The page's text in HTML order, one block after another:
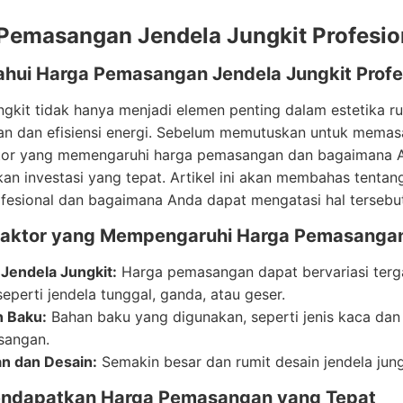
Jendela Jungkit
Harga Pemasangan Jendela Jungkit
tidak hanya menjadi elemen penting dalam estetika
dan efisiensi energi. Sebelum memutuskan untuk
yang memengaruhi harga pemasangan dan bagaimana
investasi yang tepat. Artikel ini akan membahas
dan bagaimana Anda dapat mengatasi hal
yang Mempengaruhi Harga
Jungkit: Harga pemasangan dapat bervariasi
jendela tunggal, ganda, atau geser.
Baku: Bahan baku yang digunakan, seperti jenis kaca
dan Desain: Semakin besar dan rumit desain jendela
Harga Pemasangan yang Tepat